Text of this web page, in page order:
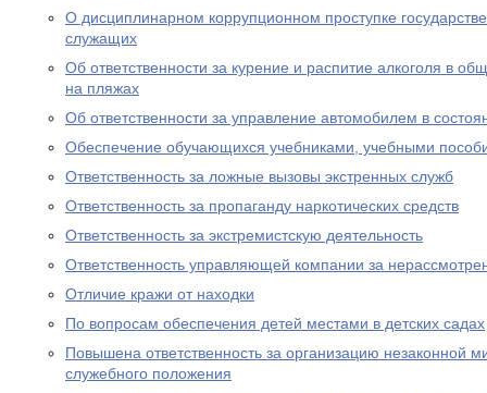
О дисциплинарном коррупционном проступке
служащих
Об ответственности за курение и распитие алкоголя в
на пляжах
Об ответственности за управление автомобилем в
Обеспечение обучающихся учебниками, учебными
Ответственность за ложные вызовы экстренных служб
Ответственность за пропаганду наркотических средств
Ответственность за экстремистскую деятельность
Ответственность управляющей компании за
Отличие кражи от находки
По вопросам обеспечения детей местами в детских садах
Повышена ответственность за организацию незаконной
служебного положения